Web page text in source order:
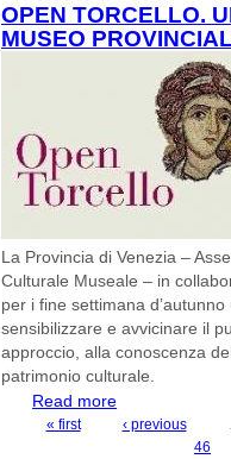
OPEN TORCELLO.
MUSEO
La Provincia di Venezia –
Culturale Museale – in
per i fine settimana
sensibilizzare e avvicinare il
approccio, alla conoscenza
patrimonio culturale.
Read more
Provinciale di
« first ‹ previous
46